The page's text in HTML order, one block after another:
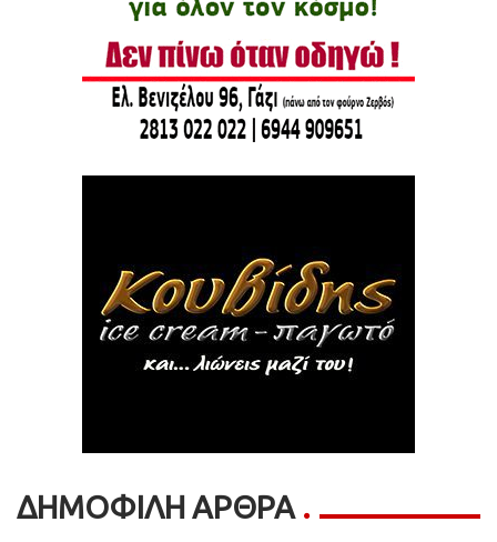
ΔΗΜΟΦΙΛΗ ΑΡΘΡΑ